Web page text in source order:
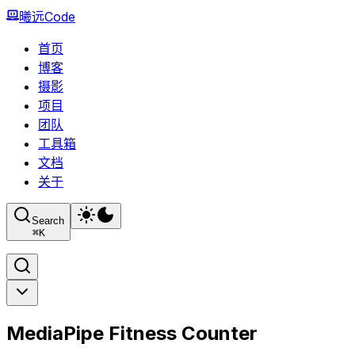
曦远Code
首页
博客
摄影
项目
团队
工具箱
文档
关于
Search
⌘K
MediaPipe Fitness Counter